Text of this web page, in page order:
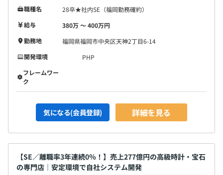
職種名
28卒★社内SE（福岡勤務確約）
給与
380万 〜 400万円
勤務地
福岡県福岡市中央区天神2丁目6-14
開発環境
PHP
フレームワー
ク
気になる(会員登録) 詳細を見る
【SE／離職率3年連続0％！】売上277億円の高級時計・宝石
の専門店｜安定環境で自社システム開発